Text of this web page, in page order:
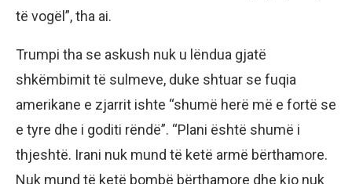
të vogël”, tha ai.
Trumpi tha se askush nuk u lëndua gjatë
shkëmbimit të sulmeve, duke shtuar se fuqia
amerikane e zjarrit ishte “shumë herë më e fortë se
e tyre dhe i goditi rëndë”. “Plani është shumë i
thjeshtë. Irani nuk mund të ketë armë bërthamore.
Nuk mund të ketë bombë bërthamore dhe kjo nuk